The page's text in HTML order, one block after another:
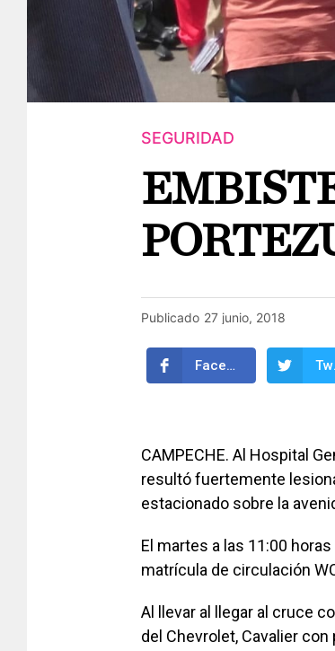
SEGURIDAD
Publicado 27 junio, 2018
Facebook
CAMPECHE. Al Hospital
resultó fuertemente
estacionado sobre la
El martes a las 11:00
matrícula de circulación
Al llevar al llegar al cruce
del Chevrolet, Cavalier con